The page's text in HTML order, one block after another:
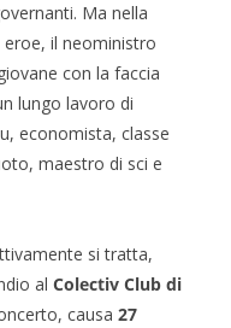
Ma nella
il neoministro
con la faccia
lungo lavoro di
economista, classe
maestro di sci e
si tratta,
al Colectiv Club di
causa 27